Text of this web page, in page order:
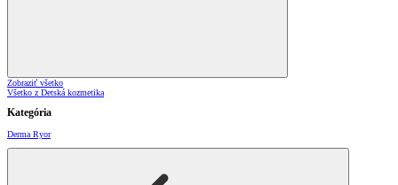
Zobraziť všetko
Všetko z Detská kozmetika
Kategória
Derma Ryor